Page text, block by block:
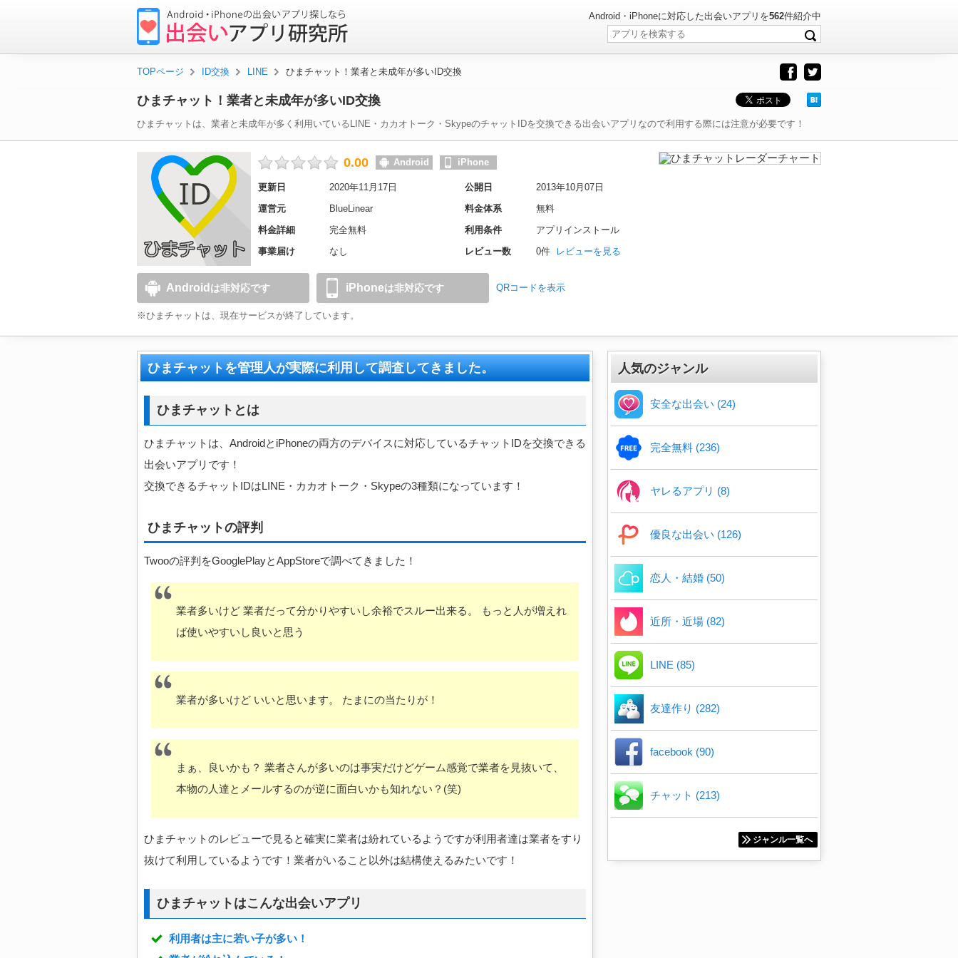
出
会
プ
リ
Android・iPhoneに対応した出会いアプリを562件紹介中
TOPページ ID交換 LINE ひまチャット！業者と未成年が多いID交換
ひまチャット！業者と未成年が多いID交換
ひまチャット は、業者と未成年が多く利用いているLINE・カカオトーク・SkypeのチャットIDを交換できる出会いアプリなので利用する際には注意が必要です！
0.00 Android iPhone
更新日 2020年11月17日 公開日
2013年10月07日
運営元
BlueLinear 料金体系
無料
料金詳細
完全無料 利用条件
アプリインストール
事業届け
なし レビュー数 0件 レビューを見る
Android は非対応です iPhoneは非対応です QRコードを表示
※ひまチャットは、現在サービスが終了しています。
ひまチャットを管理人が実際に利用して調査してきました。
ひまチャットとは
ひまチャットは、AndroidとiPhoneの両方のデバイスに対応しているチャットIDを交換できる
出会いアプリです！
交換できるチャットIDはLINE・カカオトーク・Skypeの3種類になっています！
ひまチャットの評判
Twooの評判をGooglePlayとAppStoreで調べてきました！
業者多いけど 業者だって分かりやすいし余裕でスルー出来る。 もっと人が増えれ
ば使いやすいし良いと思う
業者が多いけど いいと思います。 たまにの当たりが！
まぁ、良いかも？ 業者さんが多いのは事実だけどゲーム感覚で業者を見抜いて、
本物の人達とメールするのが逆に面白いかも知れない？(笑)
ひまチャットのレビューで見ると確実に業者は紛れているようですが利用者達は業者をすり
抜けて利用しているようです！業者がいること以外は結構使えるみたいです！
ひまチャットはこんな出会いアプリ
利用者は主に若い子が多い！
人気のジャンル
安全な出会い (24)
完全無料 (236)
ヤレるアプリ (8)
優良な出会い (126)
恋人・結婚 (50)
近所・近場 (82)
LINE (85)
友達作り (282)
facebook (90)
チャット (213)
ジャンル一覧へ